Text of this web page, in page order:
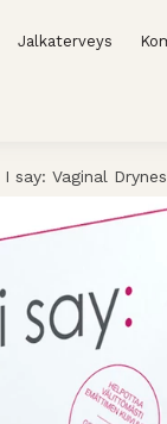
Jalkaterveys
I say: Vaginal